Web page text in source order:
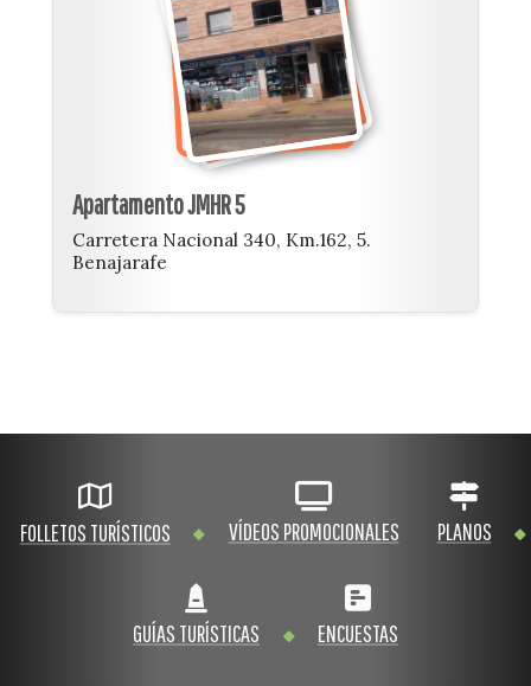
Apartamento JMHR 5
Carretera Nacional 340, Km.162, 5.
Benajarafe
FOLLETOS TURÍSTICOS VÍDEOS PROMOCIONALES PLANOS
GUÍAS TURÍSTICAS ENCUESTAS